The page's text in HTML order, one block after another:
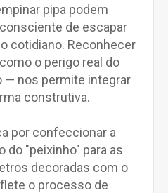
pipa podem
de escapar
cotidiano. Reconhecer
o perigo real do
— nos permite integrar
construtiva.
por confeccionar a
do "peixinho" para as
decoradas com o
o processo de